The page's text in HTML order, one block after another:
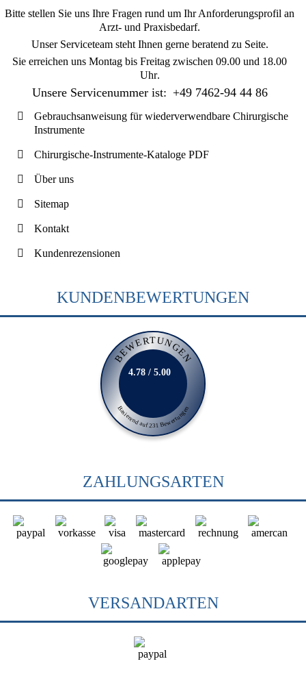
Bitte stellen Sie uns Ihre Fragen rund um Ihr Anforderungsprofil an
Arzt- und Praxisbedarf.
Unser Serviceteam steht Ihnen gerne beratend zu Seite.
Sie erreichen uns Montag bis Freitag zwischen 09.00 und 18.00
Uhr.
Unsere Servicenummer ist: +49 7462-94 44 86
Gebrauchsanweisung für wiederverwendbare Chirurgische
Instrumente
Chirurgische-Instrumente-Kataloge PDF
Über uns
Sitemap
Kontakt
Kundenrezensionen
KUNDENBEWERTUNGEN
BEWERTUNGEN
Basierend auf 231 Bewertungen
4.78 / 5.00
ZAHLUNGSARTEN
VERSANDARTEN